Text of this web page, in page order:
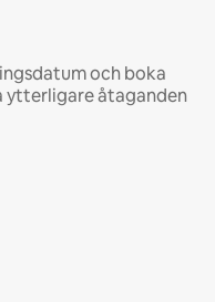
och boka
ytterligare åtaganden